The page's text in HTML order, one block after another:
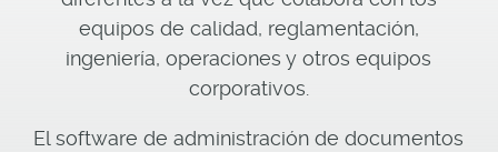
equipos de calidad, reglamentación,
ingeniería, operaciones y otros equipos
corporativos.
El software de administración de documentos